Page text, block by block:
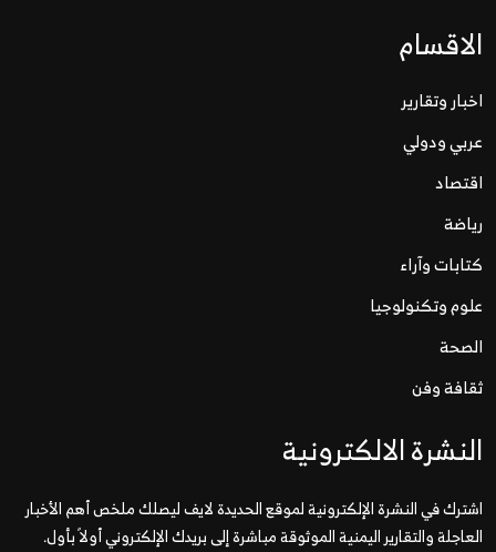
الاقسام
اخبار وتقارير
عربي ودولي
اقتصاد
رياضة
كتابات وآراء
علوم وتكنولوجيا
الصحة
ثقافة وفن
النشرة الالكترونية
اشترك في النشرة الإلكترونية لموقع الحديدة لايف ليصلك ملخص أهم الأخبار
العاجلة والتقارير اليمنية الموثوقة مباشرة إلى بريدك الإلكتروني أولاً بأول.